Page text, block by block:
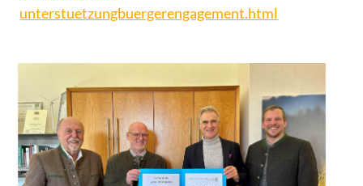
unterstuetzungbuergerengagement.html